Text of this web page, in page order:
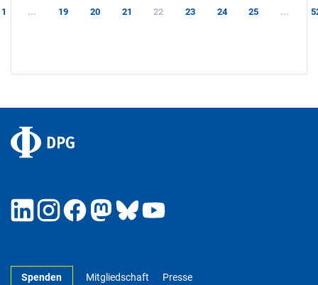
1 ... 19 20 21 22 23 24 25 ...
Spenden Mitgliedschaft Presse